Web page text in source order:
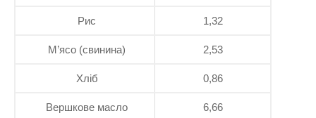
Рис 1,32
М’ясо (свинина) 2,53
Хліб 0,86
Вершкове масло 6,66